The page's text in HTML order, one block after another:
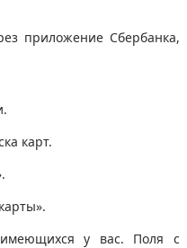
приложение Сбербанка,
карт.
у вас. Поля с